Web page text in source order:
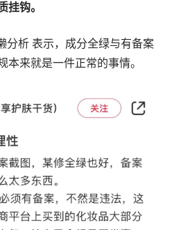
挂钩。
分析 表示，成分全绿与有备案
本来就是一件正常的事情。